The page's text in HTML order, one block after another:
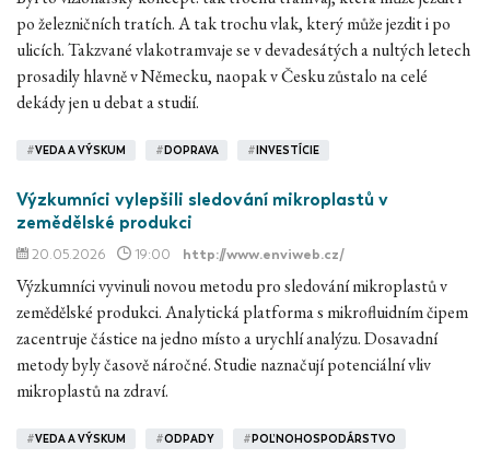
po železničních tratích. A tak trochu vlak, který může jezdit i po
ulicích. Takzvané vlakotramvaje se v devadesátých a nultých letech
prosadily hlavně v Německu, naopak v Česku zůstalo na celé
dekády jen u debat a studií.
#VEDA A VÝSKUM # DOPRAVA # INVESTÍCIE
Výzkumníci vylepšili sledování mikroplastů v
zemědělské produkci
20.05.2026 19:00 http://www.enviweb.cz/
Výzkumníci vyvinuli novou metodu pro sledování mikroplastů v
zemědělské produkci. Analytická platforma s mikrofluidním čipem
zacentruje částice na jedno místo a urychlí analýzu. Dosavadní
metody byly časově náročné. Studie naznačují potenciální vliv
mikroplastů na zdraví.
#VEDA A VÝSKUM #ODPADY # POĽNOHOSPODÁRSTVO